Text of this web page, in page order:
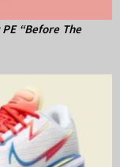
“Before The